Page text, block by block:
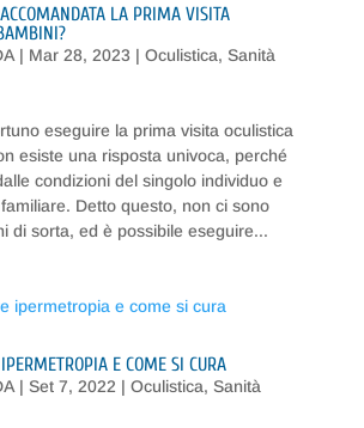
LA PRIMA VISITA
| Mar 28, 2023 | Oculistica, Sanità
eseguire la prima visita oculistica
esiste una risposta univoca, perché
condizioni del singolo individuo e
Detto questo, non ci sono
di sorta, ed è possibile eseguire...
E COME SI CURA
| Set 7, 2022 | Oculistica, Sanità